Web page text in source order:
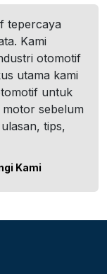
tepercaya
Kami
otomotif
utama kami
untuk
sebelum
tips,
Kami